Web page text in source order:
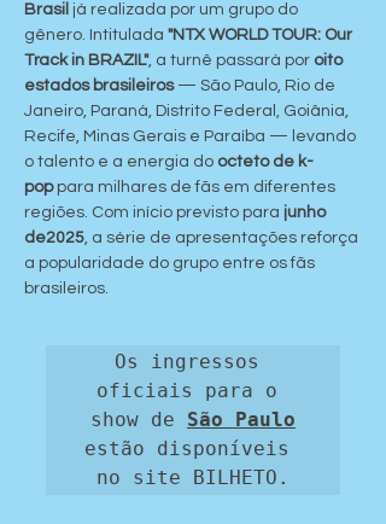
Brasil já realizada por um grupo do
gênero. Intitulada "NTX WORLD TOUR: Our
Track in BRAZIL", a turnê passará por oito
estados brasileiros — São Paulo, Rio de
Janeiro, Paraná, Distrito Federal, Goiânia,
Recife, Minas Gerais e Paraíba — levando
o talento e a energia do octeto de k-
pop para milhares de fãs em diferentes
regiões. Com início previsto para junho
de2025, a série de apresentações reforça
a popularidade do grupo entre os fãs
brasileiros.
Os ingressos
oficiais para o
show de São Paulo
estão disponíveis
no site BILHETO.